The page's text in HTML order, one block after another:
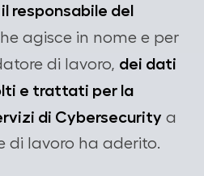
responsabile del
agisce in nome e per
di lavoro, dei dati
e trattati per la
di Cybersecurity a
di lavoro ha aderito.